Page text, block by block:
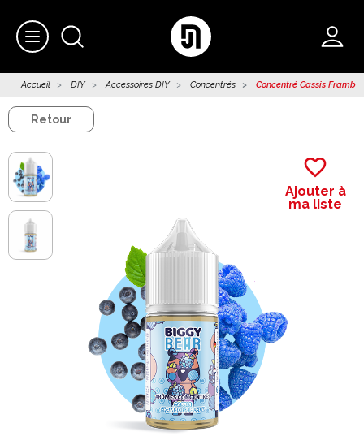
Accueil DIY Accessoires DIY Concentrés Concentré Cassis
Retour
favorite_border
Ajouter à
ma liste